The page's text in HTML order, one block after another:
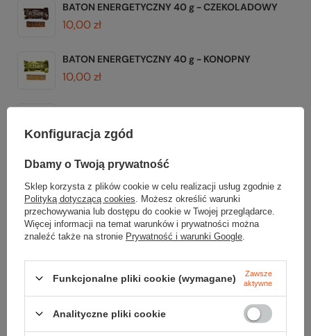
BATON ENERGETYCZNY 40 g - CZEKOLADOWY
10,00 zł
BATON ENERGETYCZNY 40 g - KONOPNY
10,00 zł
BATON ENERGETYCZNY 40 g - ORZECHOWY
10,00 zł
BATON SUPERENERGETYCZNY (PLUS) 40 g -
10,99 zł
Gwarancja
RĘKOJMIA 24 M-CE
Konfiguracja zgód
Dbamy o Twoją prywatność
Sklep korzysta z plików cookie w celu realizacji usług zgodnie z
Polityką dotyczącą cookies . Możesz określić warunki
przechowywania lub dostępu do cookie w Twojej przeglądarce.
Więcej informacji na temat warunków i prywatności można
znaleźć także na stronie Prywatność i warunki Google
Funkcjonalne pliki cookie (wymagane)
Zawsze
aktywne
Analityczne pliki cookie